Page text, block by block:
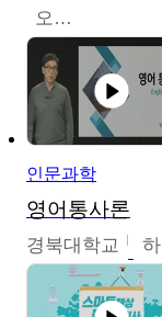
오주원
인문과학
영어통사론
경북대학교